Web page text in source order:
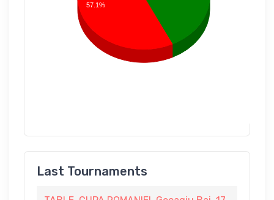
57.1%
Last Tournaments